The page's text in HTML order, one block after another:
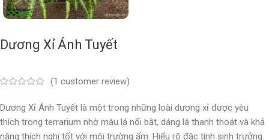
Dương Xỉ Ánh Tuyết
(1 customer review)
Dương Xỉ Ánh Tuyết là một trong những loài dương xỉ được yêu
thích trong terrarium nhờ màu lá nổi bật, dáng lá thanh thoát và khả
năng thích nghi tốt với môi trường ẩm. Hiểu rõ đặc tính sinh trưởng